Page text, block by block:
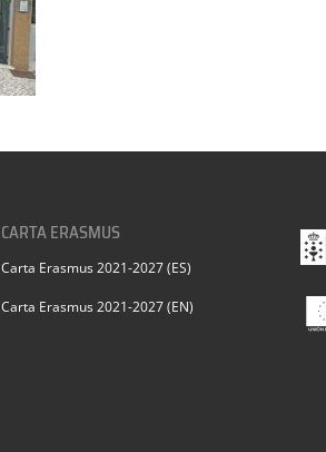
CARTA ERASMUS
Carta Erasmus 2021-2027 (ES)
Carta Erasmus 2021-2027 (EN)